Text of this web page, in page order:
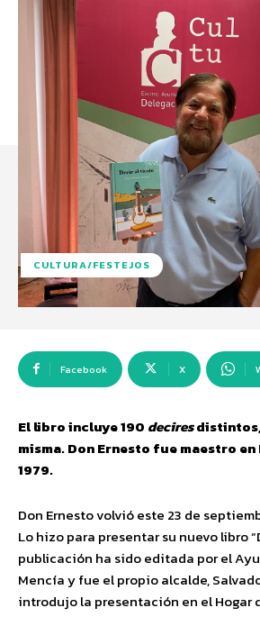
CULTURA/FESTEJOS
Facebook X
El libro incluye 190 decires
misma. Don Ernesto fue maestro
1979.
Don Ernesto volvió este 23 de
Lo hizo para presentar su nuevo libro
publicación ha sido editada por el
Mencía y fue el propio alcalde,
introdujo la presentación en el Hogar